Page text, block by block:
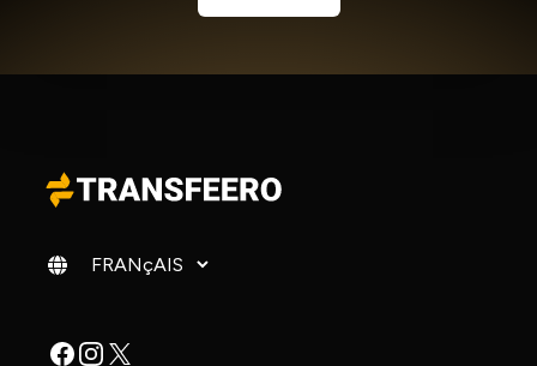
Changer de langue
Facebook
Instagram
X